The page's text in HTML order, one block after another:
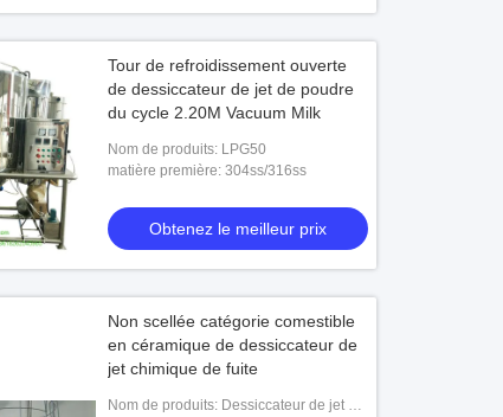
Tour de refroidissement ouverte
de dessiccateur de jet de poudre
du cycle 2.20M Vacuum Milk
Nom de produits: LPG50
matière première: 304ss/316ss
Obtenez le meilleur prix
Non scellée catégorie comestible
en céramique de dessiccateur de
jet chimique de fuite
Nom de produits: Dessiccateur de jet en